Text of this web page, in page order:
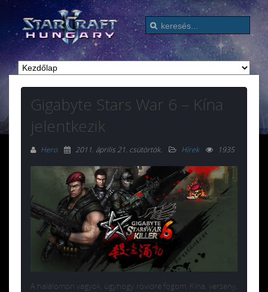
Gigabyte Stars War 6 – Kína
jelentkezik
Hero 2011. április 21. csütörtök. Hírek 1935
A halálomon vagyok, úgyhogy rövidre fogom: Kína, verseny,